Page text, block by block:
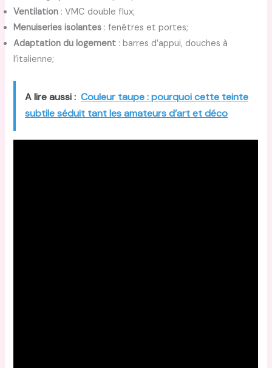
Ventilation : VMC double flux;
Menuiseries isolantes : fenêtres et portes;
Adaptation du logement : barres d’appui, douches à
l’italienne;
A lire aussi : Couleur taupe : pourquoi cette teinte
subtile séduit tant les amateurs d’art et déco